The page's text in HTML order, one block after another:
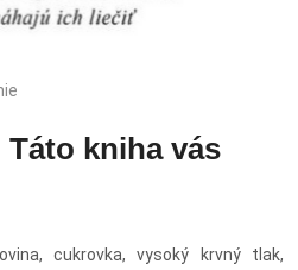
kniha vás
cukrovka, vysoký krvný tlak,